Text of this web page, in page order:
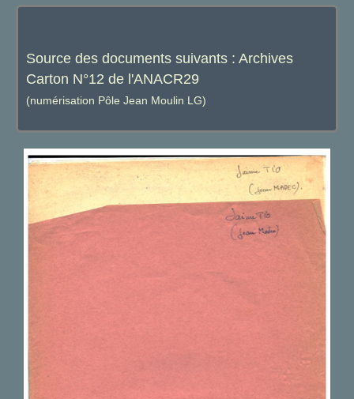
Source des documents suivants : Archives
Carton N°12 de l'ANACR29
(numérisation Pôle Jean Moulin LG)